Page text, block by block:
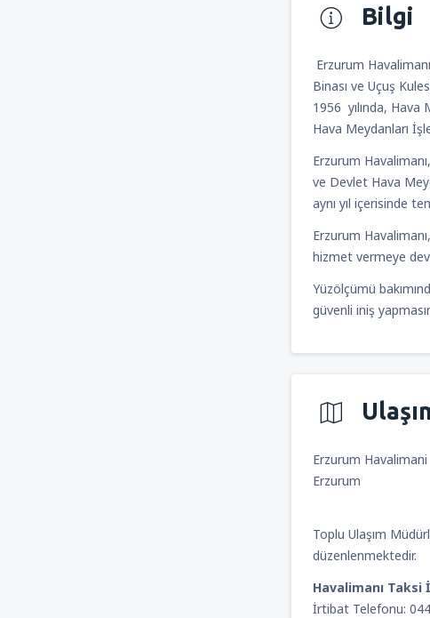
Bilgi
Erzurum
Binası ve Uçuş
1956 yılında,
Hava Meydanları
Erzurum
ve Devlet Hava
aynı yıl içerisinde
Erzurum
hizmet vermeye
Yüzölçümü
güvenli iniş
Erzurum Havalimani
Erzurum
Toplu Ulaşım
düzenlenmektedir.
Havalimanı Taksi
İrtibat Telefonu: